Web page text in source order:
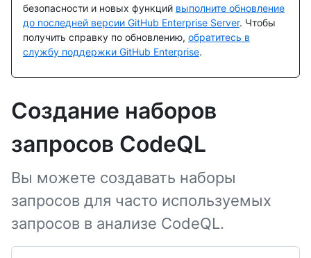
безопасности и новых функций выполните обновление
до последней версии GitHub Enterprise Server. Чтобы
получить справку по обновлению, обратитесь в
службу поддержки GitHub Enterprise.
Создание наборов
запросов CodeQL
Вы можете создавать наборы
запросов для часто используемых
запросов в анализе CodeQL.